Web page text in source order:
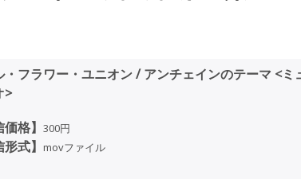
・フラワー・ユニオン / アンチェインのテーマ <ミ
>
価格】
300円
形式】 movファイル